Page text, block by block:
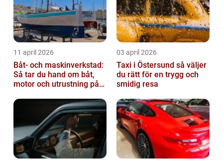
11 april 2026
Båt- och maskinverkstad:
Så tar du hand om båt,
motor och utrustning på
03 april 2026
Taxi i Östersund så väljer
du rätt för en trygg och
smidig resa